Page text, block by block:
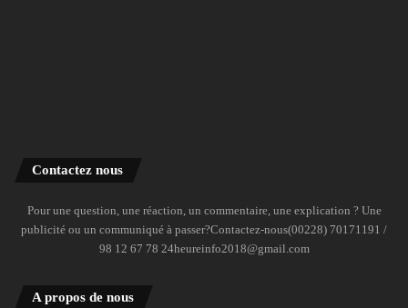
Contactez nous
Pour une question, une réaction, un commentaire, une explication ? Une
publicité ou un communiqué à passer?Contactez-nous(00228) 70171191 /
98 12 67 78 24heureinfo2018@gmail.com
A propos de nous